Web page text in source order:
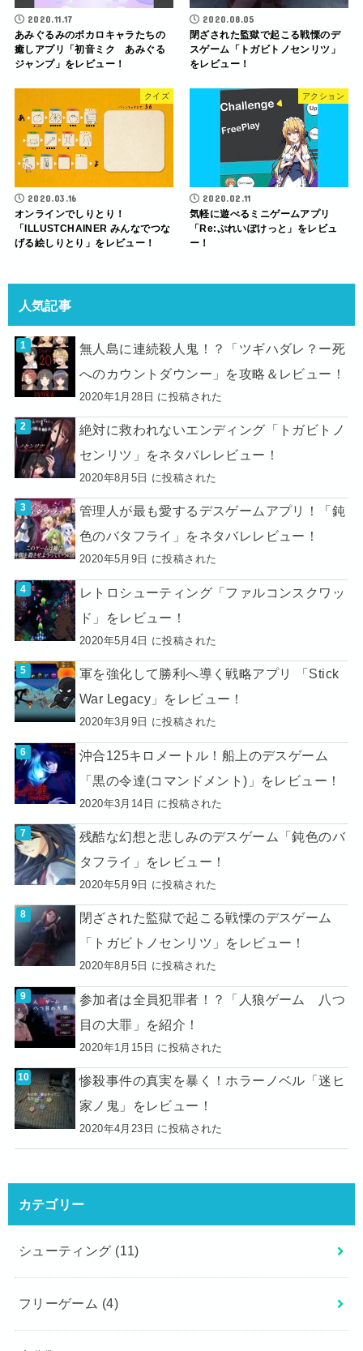
2020.11.17
あみぐるみのボカロキャラたちの
癒しアプリ「初音ミク あみぐる
ジャンプ」をレビュー！
2020.08.05
閉ざされた監獄で起こる戦慄のデ
スゲーム「トガビトノセンリツ」
をレビュー！
クイズ
2020.03.16
オンラインでしりとり！
「ILLUSTCHAINER みんなでつな
げる絵しりとり」をレビュー！
アクション
2020.02.11
気軽に遊べるミニゲームアプリ
「Re:ぷれいぽけっと」をレビュ
ー！
人気記事
無人島に連続殺人鬼！？「ツギハダレ？ー死
へのカウントダウンー」を攻略＆レビュー！
2020年1月28日 に投稿された
絶対に救われないエンディング「トガビトノ
センリツ」をネタバレレビュー！
2020年8月5日 に投稿された
管理人が最も愛するデスゲームアプリ！「鈍
色のバタフライ」をネタバレレビュー！
2020年5月9日 に投稿された
レトロシューティング「ファルコンスクワッ
ド」をレビュー！
2020年5月4日 に投稿された
軍を強化して勝利へ導く戦略アプリ 「Stick
War Legacy」をレビュー！
2020年3月9日 に投稿された
沖合125キロメートル！船上のデスゲーム
「黒の令達(コマンドメント)」をレビュー！
2020年3月14日 に投稿された
残酷な幻想と悲しみのデスゲーム「鈍色のバ
タフライ」をレビュー！
2020年5月9日 に投稿された
閉ざされた監獄で起こる戦慄のデスゲーム
「トガビトノセンリツ」をレビュー！
2020年8月5日 に投稿された
参加者は全員犯罪者！？「人狼ゲーム 八つ
目の大罪」を紹介！
2020年1月15日 に投稿された
惨殺事件の真実を暴く！ホラーノベル「迷ヒ
家ノ鬼」をレビュー！
2020年4月23日 に投稿された
カテゴリー
シューティング (11)
フリーゲーム (4)